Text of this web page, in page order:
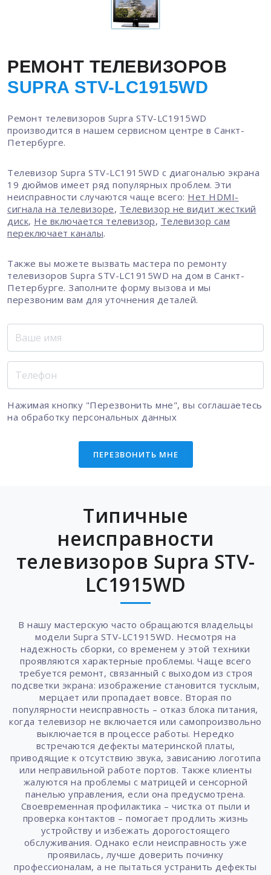
РЕМОНТ ТЕЛЕВИЗОРОВ
SUPRA STV-LC1915WD
Ремонт телевизоров Supra STV-LC1915WD
производится в нашем сервисном центре в Санкт-
Петербурге.
Телевизор Supra STV-LC1915WD с диагональю экрана
19 дюймов имеет ряд популярных проблем. Эти
неисправности случаются чаще всего: Нет HDMI-
сигнала на телевизоре, Телевизор не видит жесткий
диск, Не включается телевизор, Телевизор сам
переключает каналы.
Также вы можете вызвать мастера по ремонту
телевизоров Supra STV-LC1915WD на дом в Санкт-
Петербурге. Заполните форму вызова и мы
перезвоним вам для уточнения деталей.
Нажимая кнопку "Перезвонить мне", вы соглашаетесь
на обработку персональных данных
ПЕРЕЗВОНИТЬ МНЕ
Типичные
неисправности
телевизоров Supra STV-
LC1915WD
В нашу мастерскую часто обращаются владельцы
модели Supra STV-LC1915WD. Несмотря на
надежность сборки, со временем у этой техники
проявляются характерные проблемы. Чаще всего
требуется ремонт, связанный с выходом из строя
подсветки экрана: изображение становится тусклым,
мерцает или пропадает вовсе. Вторая по
популярности неисправность – отказ блока питания,
когда телевизор не включается или самопроизвольно
выключается в процессе работы. Нередко
встречаются дефекты материнской платы,
приводящие к отсутствию звука, зависанию логотипа
или неправильной работе портов. Также клиенты
жалуются на проблемы с матрицей и сенсорной
панелью управления, если она предусмотрена.
Своевременная профилактика – чистка от пыли и
проверка контактов – помогает продлить жизнь
устройству и избежать дорогостоящего
обслуживания. Однако если неисправность уже
проявилась, лучше доверить починку
профессионалам, а не пытаться устранить дефекты